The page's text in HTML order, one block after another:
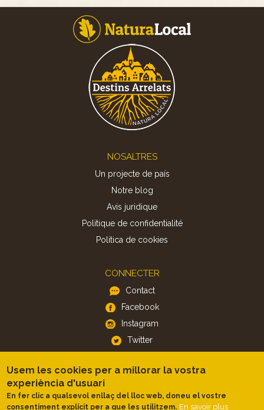
NOSALTRES
Un projecte de país
Notre blog
Avis juridique
Politique de confidentialité
Politica de cookies
CONNECTER
Contact
Facebook
Instagram
Twitter
APP
iOS
Android
Usem les cookies per a millorar la vostra
experiència d'usuari
En fer clic a qualsevol enllaç del lloc web, doneu el vostre
consentiment explícit per a que les utilitzem. En savoir plus